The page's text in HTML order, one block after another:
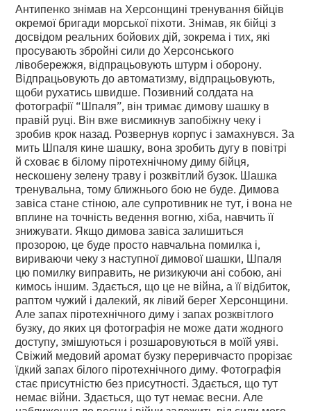
Антипенко знімав на Херсонщині тренування бійців
окремої бригади морської піхоти. Знімав, як бійці з
досвідом реальних бойових дій, зокрема і тих, які
просувають збройні сили до Херсонського
лівобережжя, відпрацьовують штурм і оборону.
Відпрацьовують до автоматизму, відпрацьовують,
щоби рухатись швидше. Позивний солдата на
фотографії “Шпаля”, він тримає димову шашку в
правій руці. Він вже висмикнув запобіжну чеку і
зробив крок назад. Розвернув корпус і замахнувся. За
мить Шпаля кине шашку, вона зробить дугу в повітрі
й сховає в білому піротехнічному диму бійця,
нескошену зелену траву і розквітлий бузок. Шашка
тренувальна, тому ближнього бою не буде. Димова
завіса стане стіною, але супротивник не тут, і вона не
вплине на точність ведення вогню, хіба, навчить її
знижувати. Якщо димова завіса залишиться
прозорою, це буде просто навчальна помилка і,
вириваючи чеку з наступної димової шашки, Шпаля
цю помилку виправить, не ризикуючи ані собою, ані
кимось іншим. Здається, що це не війна, а її відбиток,
раптом чужий і далекий, як лівий берег Херсонщини.
Але запах піротехнічного диму і запах розквітлого
бузку, до яких ця фотографія не може дати жодного
доступу, змішуються і розшаровуються в моїй уяві.
Свіжий медовий аромат бузку переривчасто прорізає
їдкий запах білого піротехнічного диму. Фотографія
стає присутністю без присутності. Здається, що тут
немає війни. Здається, що тут немає весни. Але